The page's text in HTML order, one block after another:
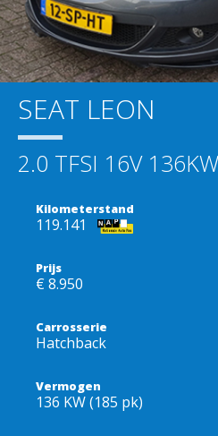
SEAT LEON
2.0 TFSI 16V 136KW
Kilometerstand
119.141
Prijs
€ 8.950
Carrosserie
Hatchback
Vermogen
136 KW (185 pk)